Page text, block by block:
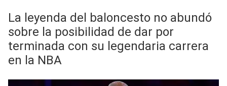
La leyenda del baloncesto no abundó
sobre la posibilidad de dar por
terminada con su legendaria carrera
en la NBA